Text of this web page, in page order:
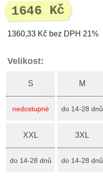
1646 Kč
1360,33 Kč bez DPH 21%
Velikost:
S
nedostupné
M
do 14-28 dnů
XXL
do 14-28 dnů
3XL
do 14-28 dnů